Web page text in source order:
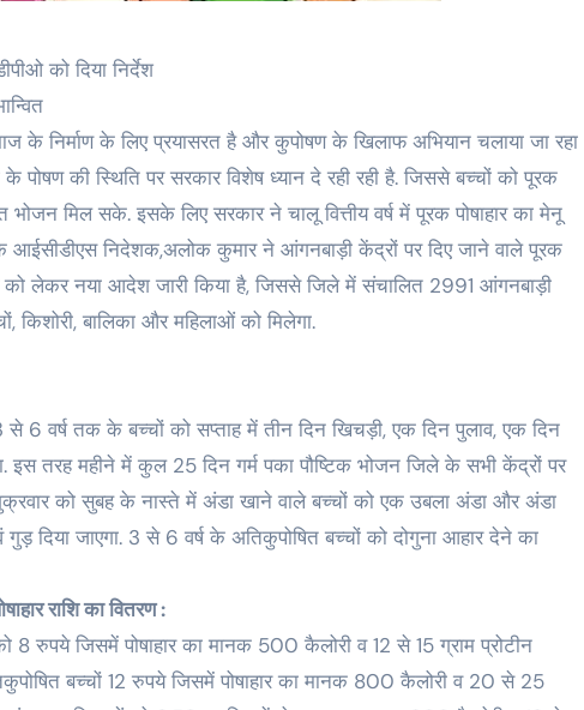
को दिया निर्देश
के निर्माण के लिए प्रयासरत है और कुपोषण के खिलाफ अभियान चलाया जा रहा
की स्थिति पर सरकार विशेष ध्यान दे रही रही है. जिससे बच्चों को पूरक
भोजन मिल सके. इसके लिए सरकार ने चालू वित्तीय वर्ष में पूरक पोषाहार का मेनू
के आईसीडीएस निदेशक,अलोक कुमार ने आंगनबाड़ी केंद्रों पर दिए जाने वाले पूरक
को लेकर नया आदेश जारी किया है, जिससे जिले में संचालित 2991 आंगनबाड़ी
किशोरी, बालिका और महिलाओं को मिलेगा.
से 6 वर्ष तक के बच्चों को सप्ताह में तीन दिन खिचड़ी, एक दिन पुलाव, एक दिन
इस तरह महीने में कुल 25 दिन गर्म पका पौष्टिक भोजन जिले के सभी केंद्रों पर
को सुबह के नास्ते में अंडा खाने वाले बच्चों को एक उबला अंडा और अंडा
दिया जाएगा. 3 से 6 वर्ष के अतिकुपोषित बच्चों को दोगुना आहार देने का
राशि का वितरण :
8 रुपये जिसमें पोषाहार का मानक 500 कैलोरी व 12 से 15 ग्राम प्रोटीन
बच्चों 12 रुपये जिसमें पोषाहार का मानक 800 कैलोरी व 20 से 25